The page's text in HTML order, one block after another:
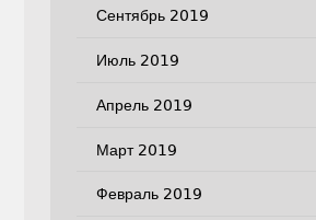
Сентябрь 2019
Июль 2019
Апрель 2019
Март 2019
Февраль 2019